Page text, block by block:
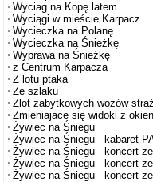
Wyciag na Kopę latem
Wyciągi w mieście Karpacz
Wycieczka na Polanę
Wycieczka na Śnieżkę
Wyprawa na Śnieżkę
z Centrum Karpacza
Z lotu ptaka
Ze szlaku
Zlot zabytkowych wozów
Zmieniajace się widoki z
Żywiec na Śniegu
Żywiec na Śniegu - kabaret
Żywiec na Śniegu - koncert
Żywiec na Śniegu - koncert
Żywiec na Śniegu - koncert